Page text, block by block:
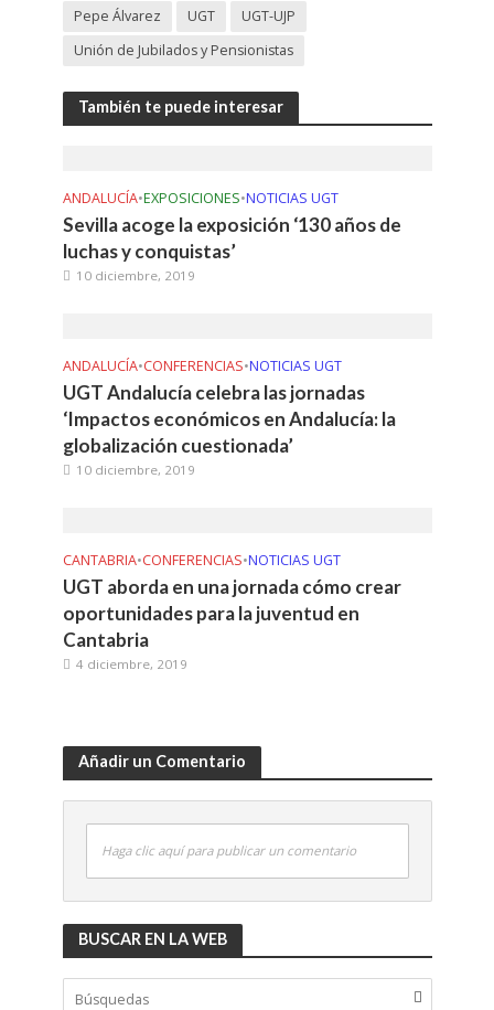
Pepe Álvarez
UGT
UGT-UJP
Unión de Jubilados y Pensionistas
También te puede interesar
ANDALUCÍA•EXPOSICIONES•NOTICIAS UGT
Sevilla acoge la exposición ‘130 años de
luchas y conquistas’
10 diciembre, 2019
ANDALUCÍA•CONFERENCIAS•NOTICIAS UGT
UGT Andalucía celebra las jornadas
‘Impactos económicos en Andalucía: la
globalización cuestionada’
10 diciembre, 2019
CANTABRIA•CONFERENCIAS•NOTICIAS UGT
UGT aborda en una jornada cómo crear
oportunidades para la juventud en
Cantabria
4 diciembre, 2019
Añadir un Comentario
Haga clic aquí para publicar un comentario
BUSCAR EN LA WEB